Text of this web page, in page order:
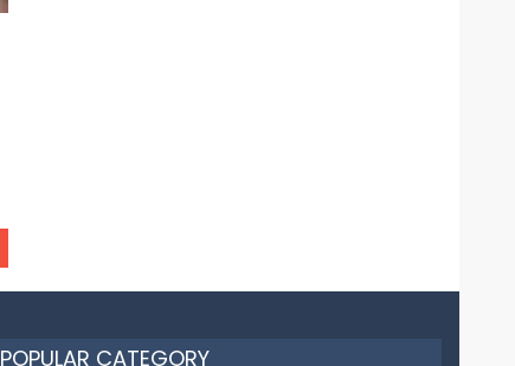
POPULAR CATEGORY